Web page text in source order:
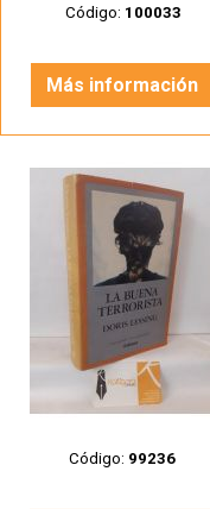
Código: 100033
Más información
Código: 99236